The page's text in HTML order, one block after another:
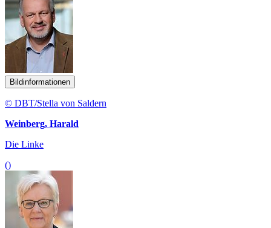
Bildinformationen
© DBT/Stella von Saldern
Weinberg, Harald
Die Linke
()